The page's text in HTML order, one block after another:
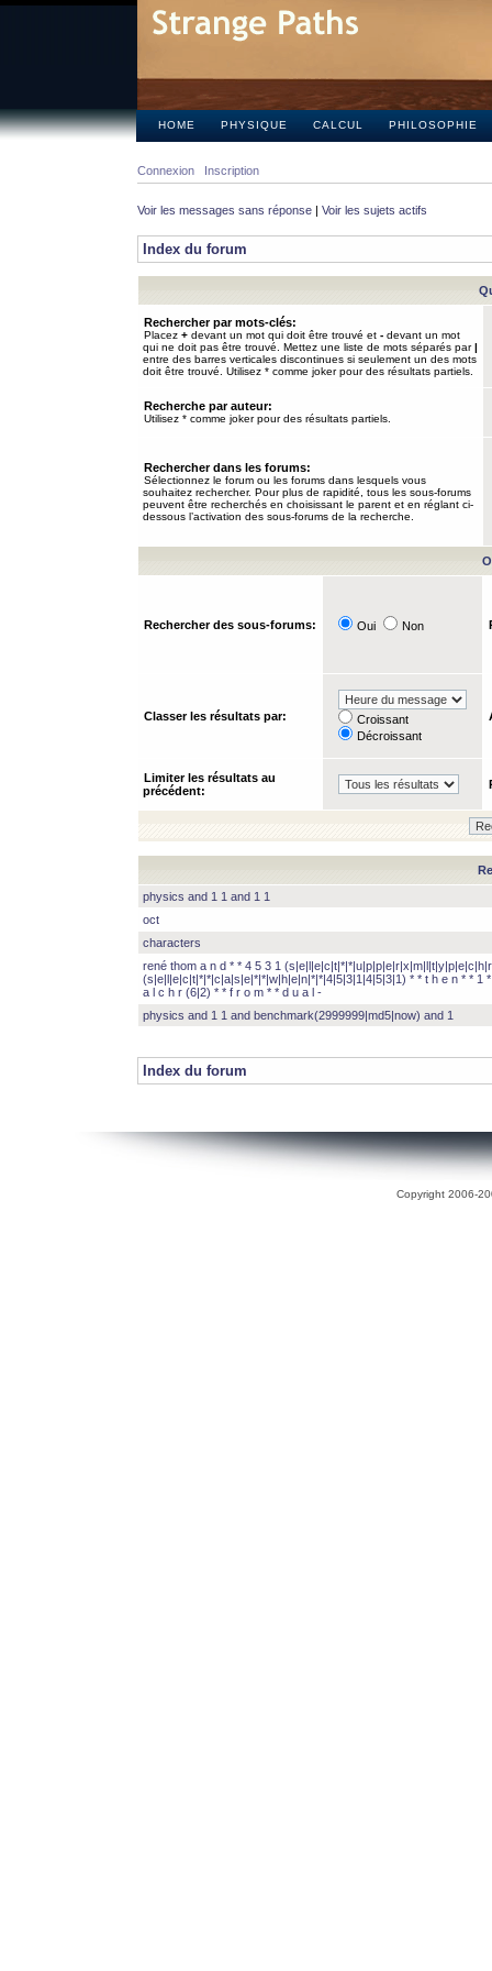
HOME PHYSIQUE CALCUL PHILOSOPHIE
Connexion Inscription
Voir les messages sans réponse | Voir les sujets actifs
Index du forum
Rechercher par mots-clés:
Placez + devant un mot qui doit être trouvé et - devant un mot
qui ne doit pas être trouvé. Mettez une liste de mots séparés par|
entre des barres verticales discontinues si seulement un des mots
doit être trouvé. Utilisez * comme joker pour des résultats partiels.
Recherche par auteur:
Utilisez * comme joker pour des résultats partiels.
Rechercher dans les forums:
Sélectionnez le forum ou les forums dans lesquels vous
souhaitez rechercher. Pour plus de rapidité, tous les sous-forums
peuvent être recherchés en choisissant le parent et en réglant ci-
dessous l’activation des sous-forums de la recherche.
Rechercher des sous-forums: Oui Non
Classer les résultats par:
Croissant
Décroissant
Limiter les résultats au
précédent:
physics and 1 1 and 1 1
oct
characters
rené thom a n d * * 4 5 3 1
(s|e|l|e|c|t|*|*|c|a|s|e|*|*|w|h|e|n|*|*|4|5|3|1|4|5|3|1) * * t h e n * * 1
a l c h r (6|2) * * f r o m * * d u a l -
physics and 1 1 and benchmark(2999999|md5|now) and 1
Index du forum
Copyright 2006-